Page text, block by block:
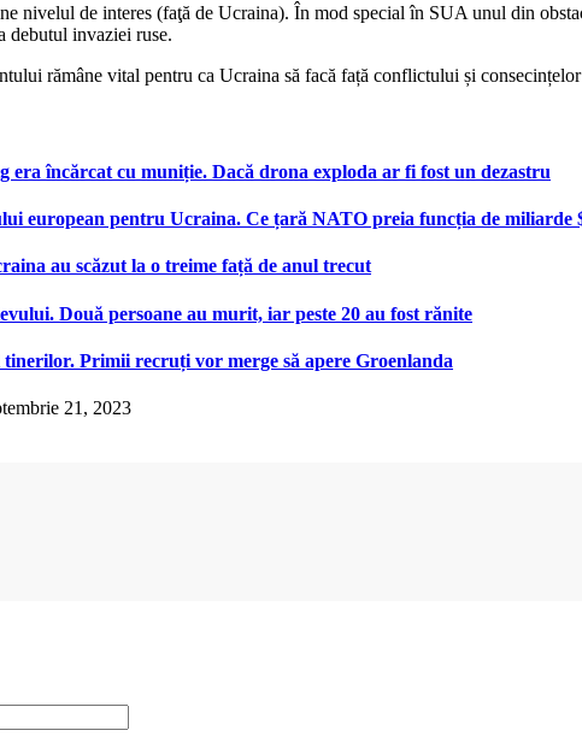
nivelul de interes (faţă de Ucraina). În mod special în SUA unul din
debutul invaziei ruse.
rămâne vital pentru ca Ucraina să facă față conflictului și consecințelor
era încărcat cu muniție. Dacă drona exploda ar fi fost un dezastru
european pentru Ucraina. Ce țară NATO preia funcția de miliarde
au scăzut la o treime față de anul trecut
Două persoane au murit, iar peste 20 au fost rănite
Primii recruți vor merge să apere Groenlanda
21, 2023